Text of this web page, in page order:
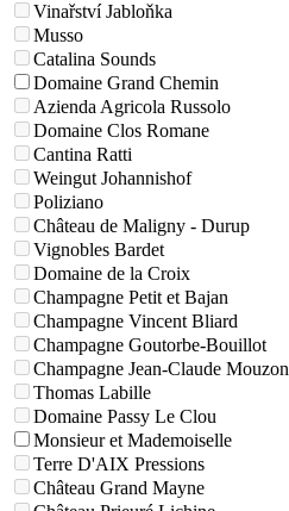
Vinařství Jabloňka
Musso
Catalina Sounds
Domaine Grand Chemin
Azienda Agricola Russolo
Domaine Clos Romane
Cantina Ratti
Weingut Johannishof
Poliziano
Château de Maligny - Durup
Vignobles Bardet
Domaine de la Croix
Champagne Petit et Bajan
Champagne Vincent Bliard
Champagne Goutorbe-Bouillot
Champagne Jean-Claude Mouzon
Thomas Labille
Domaine Passy Le Clou
Monsieur et Mademoiselle
Terre D'AIX Pressions
Château Grand Mayne